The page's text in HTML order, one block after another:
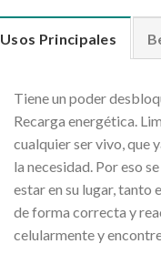
Usos Principales
Tiene un poder
Recarga energética.
cualquier ser vivo, que
la necesidad. Por eso
estar en su lugar, tanto
de forma correcta y
celularmente y